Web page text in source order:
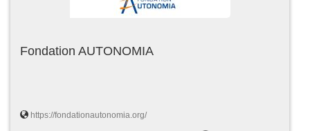
Fondation AUTONOMIA
https://fondationautonomia.org/